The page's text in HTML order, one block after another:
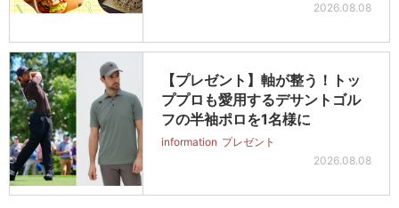
2026.08.08
【プレゼント】軸が整う！トッ
ププロも愛用するデサントゴル
フの半袖ポロを1名様に
information プレゼント
2026.08.08